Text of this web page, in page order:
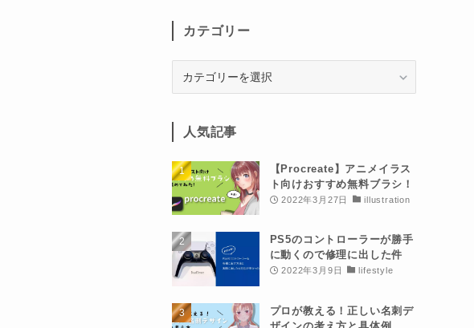
カテゴリー
リ
人気記事
【Procreate】アニメイラス
ト向けおすすめ無料ブラシ！
2022年3月27日 illustration
PS5のコントローラーが勝手
に動くので修理に出した件
2022年3月9日 lifestyle
プロが教える！正しい名刺デ